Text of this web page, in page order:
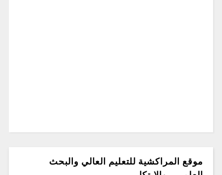
موقع المراكشية للتعليم العالي والبحث